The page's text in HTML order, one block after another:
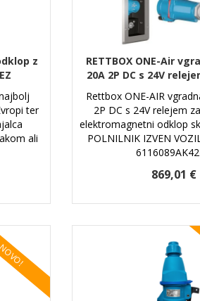
z
ter
ali
RETTBOX ONE-Air
20A 2P DC s 24V
Rettbox ONE-AIR
2P DC s 24V relejem
elektromagnetni odklop
POLNILNIK IZVEN
869,01 €